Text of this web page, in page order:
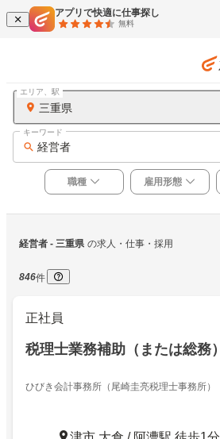
アプリで快適に仕事探し
無料
三重県
エリア、駅
経営者
キーワード
職種 雇用形態
経営者 - 三重県 の求人・仕事・採用
846件
正社員
税理士業務補助（または総務）
ひびき会計事務所（尾崎圭亮税理士事務所）